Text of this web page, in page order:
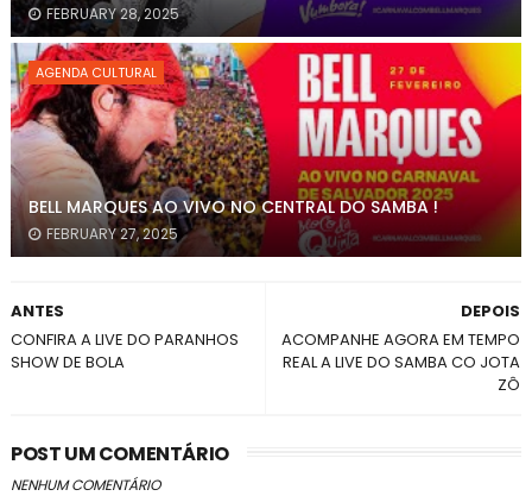
FEBRUARY 28, 2025
AGENDA CULTURAL
BELL MARQUES AO VIVO NO CENTRAL DO SAMBA !
FEBRUARY 27, 2025
DEPOIS
ACOMPANHE AGORA EM TEMPO
REAL A LIVE DO SAMBA CO JOTA
ZÔ
ANTES
CONFIRA A LIVE DO PARANHOS
SHOW DE BOLA
POST UM COMENTÁRIO
NENHUM COMENTÁRIO